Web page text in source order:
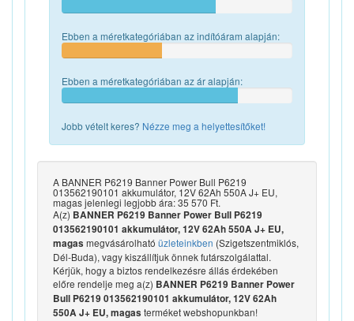
Ebben a méretkategóriában az indítóáram alapján:
Ebben a méretkategóriában az ár alapján:
Jobb vételt keres? Nézze meg a helyettesítőket!
A BANNER P6219 Banner Power Bull P6219
013562190101 akkumulátor, 12V 62Ah 550A J+ EU,
magas jelenlegi legjobb ára: 35 570 Ft.
A(z) BANNER P6219 Banner Power Bull P6219
013562190101 akkumulátor, 12V 62Ah 550A J+ EU,
magas megvásárolható üzleteinkben (Szigetszentmiklós,
Dél-Buda), vagy kiszállítjuk önnek futárszolgálattal.
Kérjük, hogy a biztos rendelkezésre állás érdekében
előre rendelje meg a(z) BANNER P6219 Banner Power
Bull P6219 013562190101 akkumulátor, 12V 62Ah
550A J+ EU, magas terméket webshopunkban!